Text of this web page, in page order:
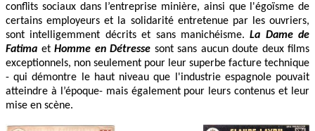
conflits sociaux dans l’entreprise minière, ainsi que l'égoïsme de
certains employeurs et la solidarité entretenue par les ouvriers,
sont intelligemment décrits et sans manichéisme.La Dame de
Fatima et Homme en Détresse sont sans aucun doute deux films
exceptionnels, non seulement pour leur superbe facture technique
- qui démontre le haut niveau que l'industrie espagnole pouvait
atteindre à l’époque- mais également pour leurs contenus et leur
mise en scène.